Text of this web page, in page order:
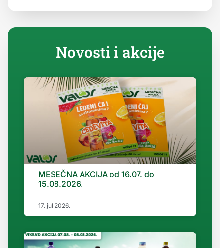
Novosti i akcije
MESEČNA AKCIJA od 16.07. do
15.08.2026.
17. jul 2026.